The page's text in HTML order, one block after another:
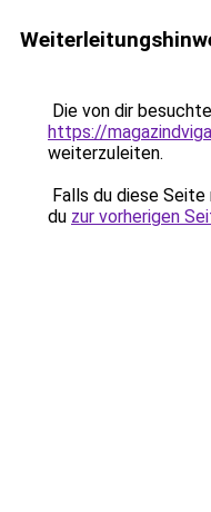
Die von dir
https://
weiterzuleiten.
Falls du diese
du zur vorherigen